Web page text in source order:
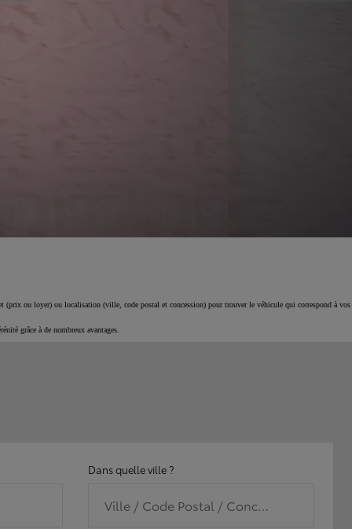
(prix ou loyer) ou localisation (ville, code postal et concession) pour trouver le véhicule qui correspond à vos
grâce à de nombreux avantages.
Dans quelle ville ?
Ville / Code Postal / Concession